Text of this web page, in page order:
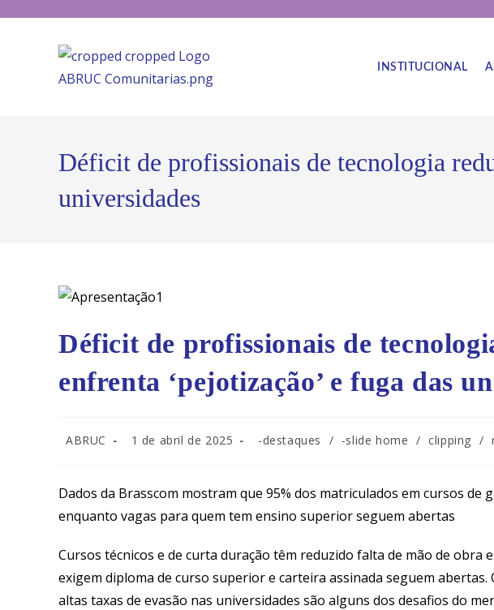
INSTITUCIONAL
Déficit de profissionais de tecnologia
universidades
Déficit de profissionais de
enfrenta ‘pejotização’ e fuga das
ABRUC 1 de abril de 2025 -destaques / -slide home / clipping /
Dados da Brasscom mostram que 95% dos matriculados em cursos de
enquanto vagas para quem tem ensino superior seguem abertas
Cursos técnicos e de curta duração têm reduzido falta de mão de obra
exigem diploma de curso superior e carteira assinada seguem abertas.
altas taxas de evasão nas universidades são alguns dos desafios do